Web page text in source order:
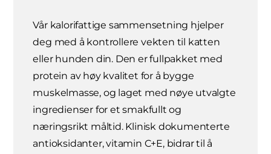
Vår kalorifattige sammensetning hjelper
deg med å kontrollere vekten til katten
eller hunden din. Den er fullpakket med
protein av høy kvalitet for å bygge
muskelmasse, og laget med nøye utvalgte
ingredienser for et smakfullt og
næringsrikt måltid. Klinisk dokumenterte
antioksidanter, vitamin C+E, bidrar til å